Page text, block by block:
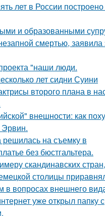
лет в России
и образованными
смертью, заявила
"наши люди.
лет сидни Суини
второго плана в
внешности: как
решилась на съемку в
без бюстгальтера.
скандинавских стран,
столицы
в вопросах внешнего
уже открыл папку с